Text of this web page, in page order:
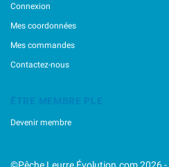
Connexion
Mes coordonnées
Mes commandes
Contactez-nous
ÊTRE MEMBRE PLE
Devenir membre
©Pêche Leurre Évolution.com 2026 -